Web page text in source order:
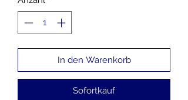
In den Warenkorb
Sofortkauf